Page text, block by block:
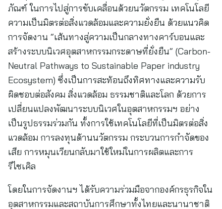
ภัณฑ์ ในการไปสู่การขับเคลื่อนด้วยนวัตกรรม เทคโนโลยี
ความเป็นมิตรต่อสิ่งแวดล้อมและความยั่งยืน ด้วยแนวคิด
การจัดงาน “เส้นทางสู่ความเป็นกลางทางคาร์บอนและ
สร้างระบบนิเวศอุตสาหกรรมกระดาษที่ยั่งยืน” (Carbon-
Neutral Pathways to Sustainable Paper industry
Ecosystem) ซึ่งเป็นการสะท้อนถึงทิศทางและความรับ
ผิดชอบต่อสังคม สิ่งแวดล้อม ธรรมชาติและโลก ด้วยการ
เปลี่ยนแปลงพัฒนาระบบนิเวศในอุตสาหกรรมฯ อย่าง
เป็นรูปธรรมร่วมกัน ทั้งการใช้เทคโนโลยีที่เป็นมิตรต่อสิ่ง
แวดล้อม การลงทุนด้านนวัตกรรม กระบวนการกำจัดของ
เสีย การหมุนเวียนกลับมาใช้ใหม่ในการผลิตและการ
รีไซเคิล
โดยในการจัดงานฯ ได้รับความร่วมมือจากองค์กรธุรกิจใน
อุตสาหกรรมและสถาบันการศึกษาทั้งไทยและนานาชาติ